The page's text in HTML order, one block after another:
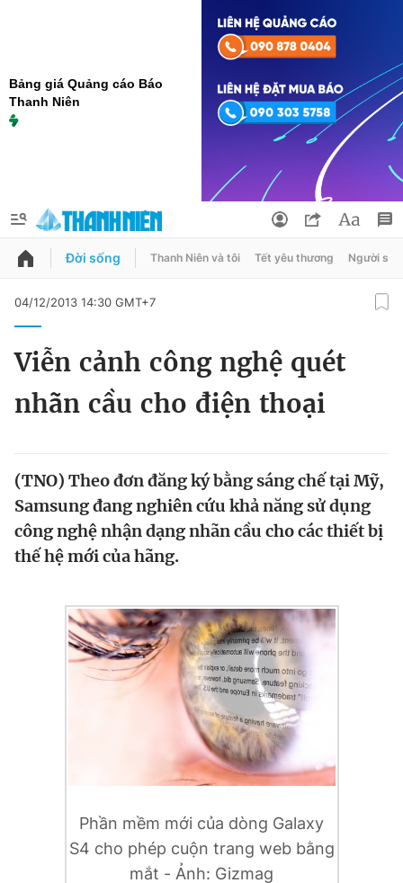
Bảng giá Quảng cáo Báo
Thanh Niên
QUẢNG CÁO ĐẶT BÁO
Tin thị trường Tin 360
Sản phẩm khác
Bạn cần biết
Liên hệ quảng cáo
Đọc Thanh Niên trên điện thoại
Đổi mật khẩu
Tin đã lưu
Đăng xuất
Đời sống Thanh Niên và tôi Tết yêu thương Người
04/12/2013 14:30 GMT+7
Viễn cảnh công nghệ quét
nhãn cầu cho điện thoại
(TNO) Theo đơn đăng ký bằng sáng chế tại Mỹ,
Samsung đang nghiên cứu khả năng sử dụng
công nghệ nhận dạng nhãn cầu cho các thiết bị
thế hệ mới của hãng.
Phần mềm mới của dòng Galaxy
S4 cho phép cuộn trang web bằng
mắt - Ảnh: Gizmag